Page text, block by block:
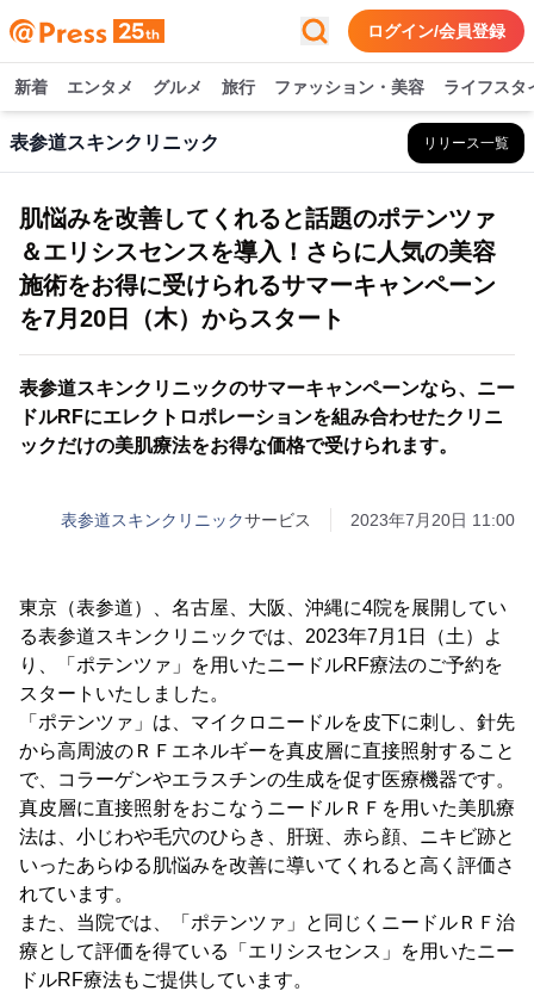
ログイン/会員登録
新着 エンタメ グルメ 旅行 ファッション・美容 ライフスタ
表参道スキンクリニック リリース一覧
肌悩みを改善してくれると話題のポテンツァ
＆エリシスセンスを導入！さらに人気の美容
施術をお得に受けられるサマーキャンペーン
を7月20日（木）からスタート
表参道スキンクリニックのサマーキャンペーンなら、ニー
ドルRFにエレクトロポレーションを組み合わせたクリニ
ックだけの美肌療法をお得な価格で受けられます。
表参道スキンクリニックサービス 2023年7月20日 11:00
東京（表参道）、名古屋、大阪、沖縄に4院を展開してい
る表参道スキンクリニックでは、2023年7月1日（土）よ
り、「ポテンツァ」を用いたニードルRF療法のご予約を
スタートいたしました。
「ポテンツァ」は、マイクロニードルを皮下に刺し、針先
から高周波のＲＦエネルギーを真皮層に直接照射すること
で、コラーゲンやエラスチンの生成を促す医療機器です。
真皮層に直接照射をおこなうニードルＲＦを用いた美肌療
法は、小じわや毛穴のひらき、肝斑、赤ら顔、ニキビ跡と
いったあらゆる肌悩みを改善に導いてくれると高く評価さ
れています。
また、当院では、「ポテンツァ」と同じくニードルＲＦ治
療として評価を得ている「エリシスセンス」を用いたニー
ドルRF療法もご提供しています。